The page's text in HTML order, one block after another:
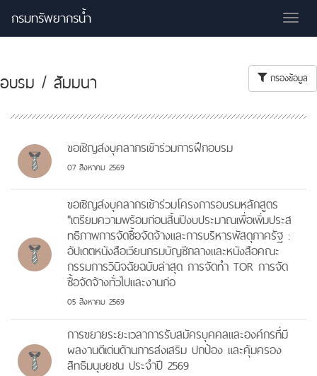
กรมทรัพยากรน้ำ
อบรม / สัมมนา กรองข้อมูล
ขอเชิญส่งบุคลากรเข้าร่วมการฝึกอบรม
07 สิงหาคม 2569
ขอเชิญส่งบุคลากรเข้าร่วมโครงการอบรมหลักสูตร
"เตรียมความพร้อมก่อนสิ้นปีงบประมาณเพื่อเพิ่มประส
ทธิภาพการจัดซื้อจัดจ้างและการบริหารพัสดุภาครัฐ :
อัปเดตหนังสือเวียนกรมบัญชีกลางและหนังสือคณะ
กรรมการวินิจฉัยฉบับล่าสุด การจัดทำ TOR การจัด
ซื้อจัดจ้างทั่วไปและงานก่อ
05 สิงหาคม 2569
การขยายระยะเวลาการรับสมัครบุคคลและองค์กรที่มี
ผลงานดีเด่นด้านการส่งเสริม ปกป้อง และคุ้มครอง
สิทธิมนุษยชน ประจำปี 2569